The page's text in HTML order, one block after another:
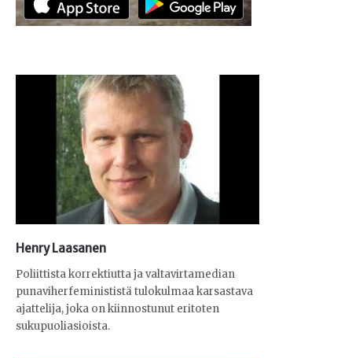
Henry Laasanen
Poliittista korrektiutta ja valtavirtamedian
punaviherfeminististä tulokulmaa karsastava
ajattelija, joka on kiinnostunut eritoten
sukupuoliasioista.